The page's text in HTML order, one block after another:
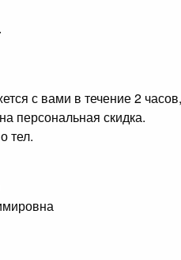
с вами в течение 2 часов,
персональная скидка.
тел.